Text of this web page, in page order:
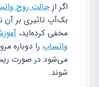
اگر ازحالت روح
بک‌آپ تاثیری بر آن
مخفی کرده‌اید،
واتساپ را دوباره
می‌شود در صورت
شوند.